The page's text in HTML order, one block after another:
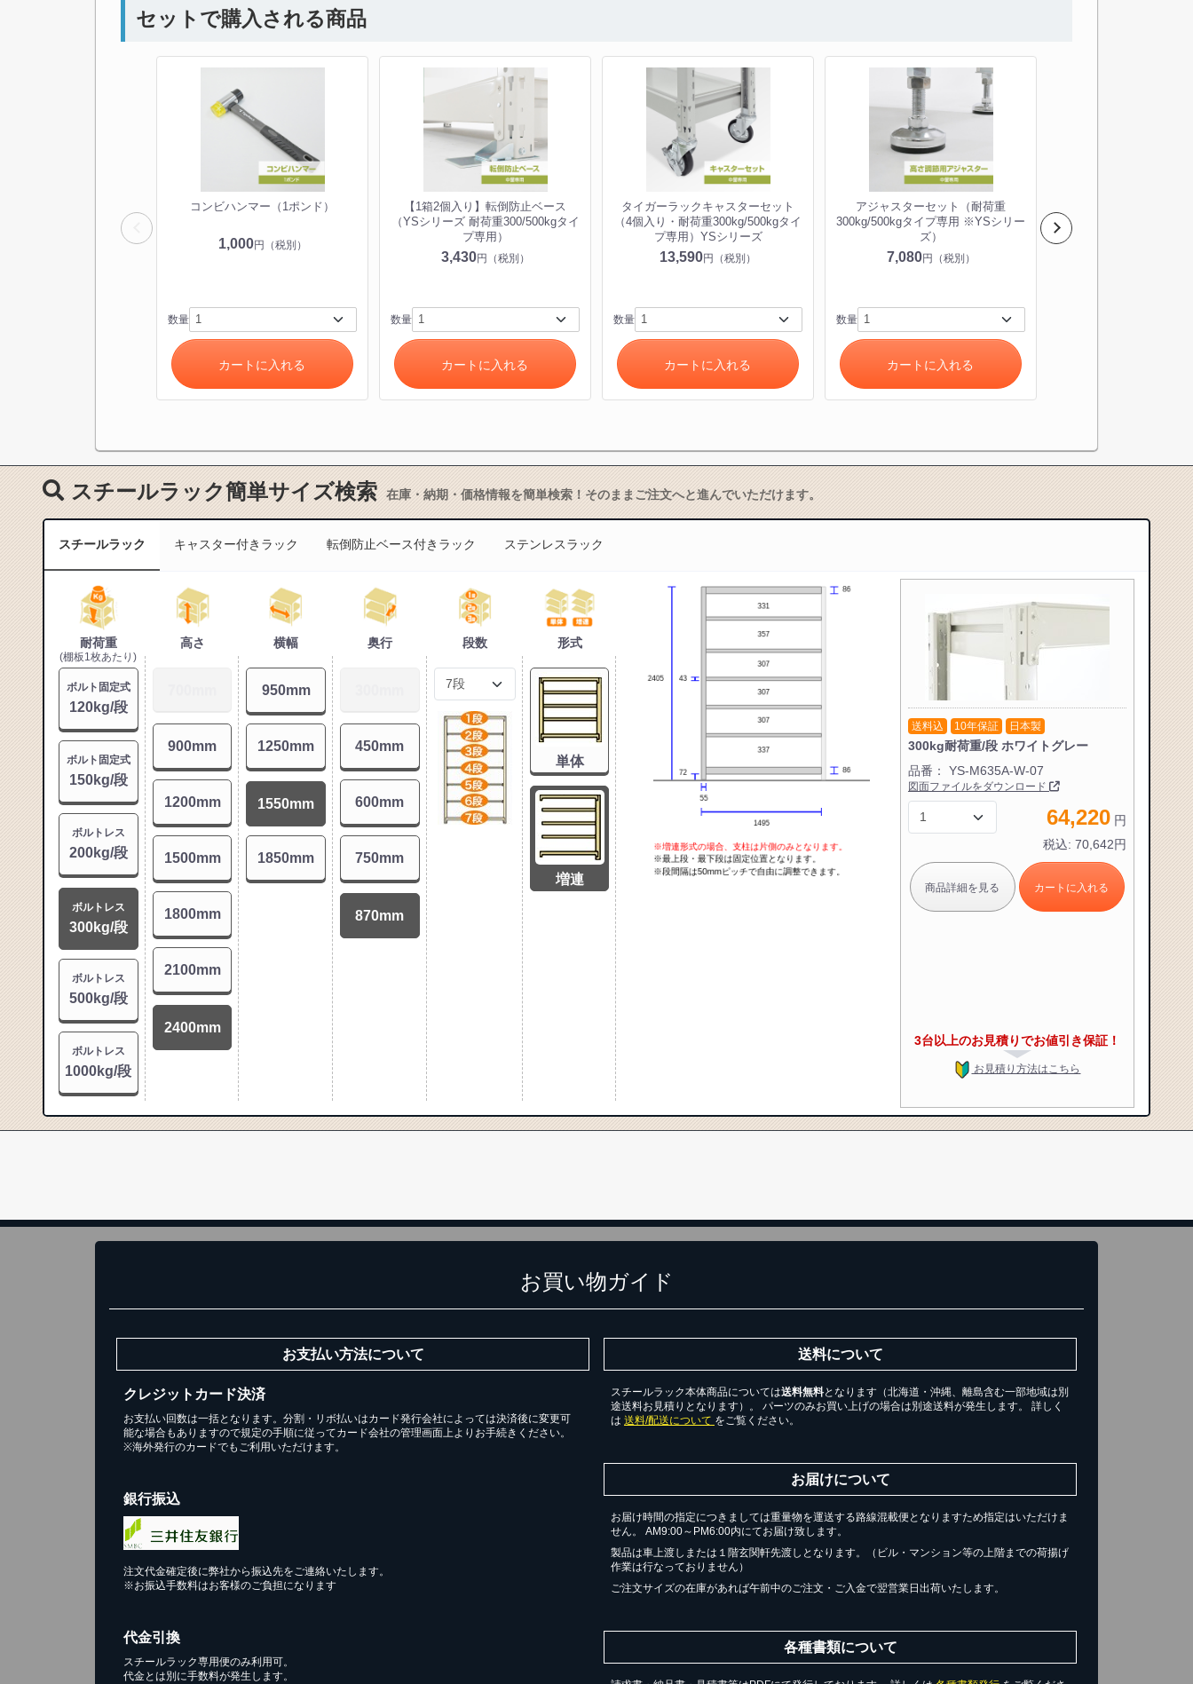
セットで購入される商品
コンビハンマー（1ポンド）
1,000円（税別）
数量
カートに入れる
【1箱2個入り】転倒防止ベース
（YSシリーズ 耐荷重300/500kgタイ
プ専用）
3,430円（税別）
数量
カートに入れる
タイガーラックキャスターセット
（4個入り・耐荷重300kg/500kgタイ
プ専用）YSシリーズ
13,590円（税別）
数量
カートに入れる
アジャスターセット（耐荷重
300kg/500kgタイプ専用 ※YSシリー
ズ）
7,080円（税別）
数量
カートに入れる
（YSシリーズ中量ラッ
300kg専用）※キャスタ
スチールラック簡単サイズ検索 在庫・納期・価格情報を簡単検索！そのままご注文へと進んでいただけます。
スチールラック キャスター付きラック 転倒防止ベース付きラック ステンレスラック
耐荷重
(棚板1枚あたり)
ボルト固定式
120kg/段
ボルト固定式
150kg/段
ボルトレス
200kg/段
ボルトレス
300kg/段
ボルトレス
500kg/段
ボルトレス
1000kg/段
高さ
900mm
1200mm
1500mm
1800mm
2100mm
2400mm
横幅
950mm
1250mm
1550mm
1850mm
奥行
450mm
600mm
750mm
870mm
段数 形式
単体
増連
送料込 10年保証 日本製
300kg耐荷重/段 ホワイトグレー
品番： YS-M635A-W-07
図面ファイルをダウンロード
64,220 円
税込: 70,642円
商品詳細を見る カートに入れる
3台以上のお見積りでお値引き保証！
お見積り方法はこちら
お買い物ガイド
お支払い方法について
クレジットカード決済
お支払い回数は一括となります。分割・リボ払いはカード発行会社によっては決済後に変更可
能な場合もありますので規定の手順に従ってカード会社の管理画面上よりお手続きください。
※海外発行のカードでもご利用いただけます。
銀行振込
注文代金確定後に弊社から振込先をご連絡いたします。
※お振込手数料はお客様のご負担になります
代金引換
スチールラック専用便のみ利用可。
代金とは別に手数料が発生します。
送料について
スチールラック本体商品については送料無料となります（北海道・沖縄、離島含む一部地域は別
途送料お見積りとなります）。 パーツのみお買い上げの場合は別途送料が発生します。 詳しく
は 送料/配送について をご覧ください。
お届けについて
お届け時間の指定につきましては重量物を運送する路線混載便となりますため指定はいただけま
せん。 AM9:00～PM6:00内にてお届け致します。
製品は車上渡しまたは１階玄関軒先渡しとなります。（ビル・マンション等の上階までの荷揚げ
作業は行なっておりません）
ご注文サイズの在庫があれば午前中のご注文・ご入金で翌営業日出荷いたします。
各種書類について
スチールラック3台以上の場合、見積書にてお値引き保証いたします！
1台でも大量導入でも無料お見積・ご注文を受け付けております(安心保証付き)
無料お見積する
お買い物を続ける